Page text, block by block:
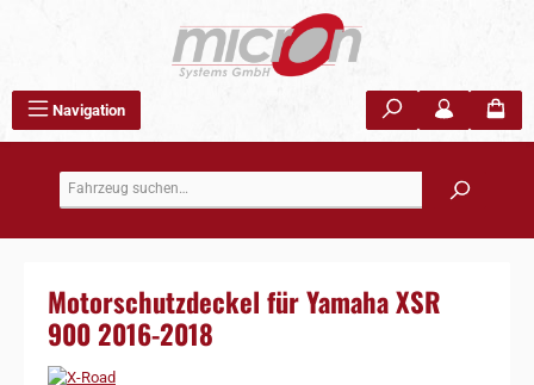
Navigation
Motorschutzdeckel für Yamaha XSR
900 2016-2018